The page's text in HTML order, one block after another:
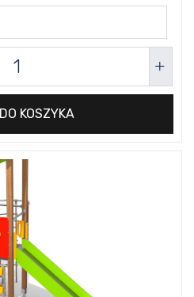
DO KOSZYKA